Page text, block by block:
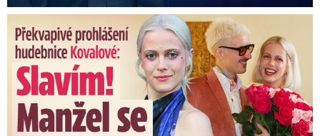
Překvapivé prohlášení hudebnice Kovalové: Slavím! Manžel se ...